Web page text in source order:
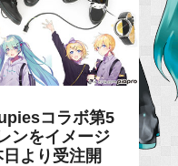
コラボ第5
ンをイメージ
より受注開